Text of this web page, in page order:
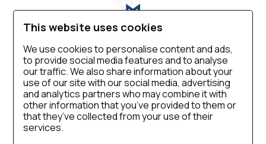
This website uses cookies
We use cookies to personalise content and ads,
to provide social media features and to analyse
our traffic. We also share information about your
use of our site with our social media, advertising
and analytics partners who may combine it with
other information that you’ve provided to them or
that they’ve collected from your use of their
services.
VIRTUAL TOUR ΕΠΙΚΟΙΝΩΝΙΑ
ΚΑΡΙΕΡΑ
ΠΟΛΙΤΙΚΗ ΑΠΟΡΡΗΤΟΥ
SALES MANUAL
COOKIE SETTINGS
ΠΡΟΣΒΑΣΙΜΟΤΗΤΑ
ΠΟΛΙΤΙΚΗ ΠΟΙΟΤΗΤΑΣ